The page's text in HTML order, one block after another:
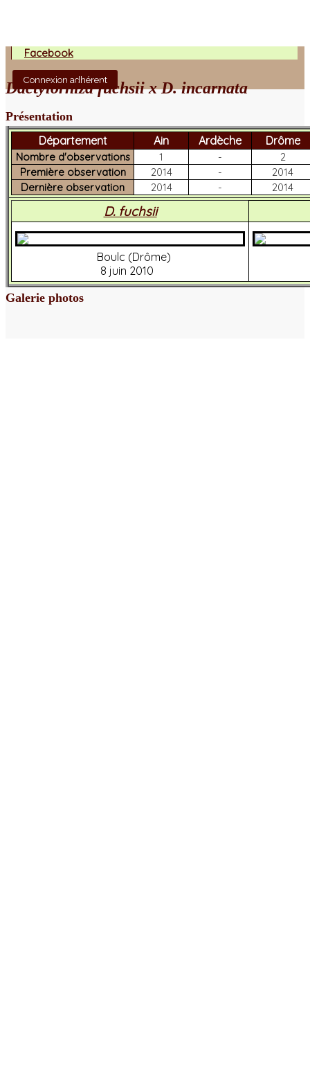
Facebook
Connexion adhérent
Dactylorhiza fuchsii x D. incarnata
Présentation
Département
Ain Ardèche Drôme
Nombre d'observations 1 -
2
Première observation
2014 -
2014
Dernière observation
2014 - 2014
D. fuchsii
Boulc (Drôme)
8 juin 2010
Galerie photos